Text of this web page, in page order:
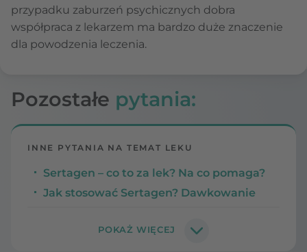
przypadku zaburzeń psychicznych dobra
współpraca z lekarzem ma bardzo duże znaczenie
dla powodzenia leczenia.
Pozostałe pytania:
INNE PYTANIA NA TEMAT LEKU
Sertagen – co to za lek? Na co pomaga?
Jak stosować Sertagen? Dawkowanie